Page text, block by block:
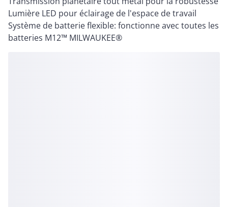
Lumière LED pour éclairage de l'espace de travail
Système de batterie flexible: fonctionne avec toutes les
batteries M12™ MILWAUKEE®